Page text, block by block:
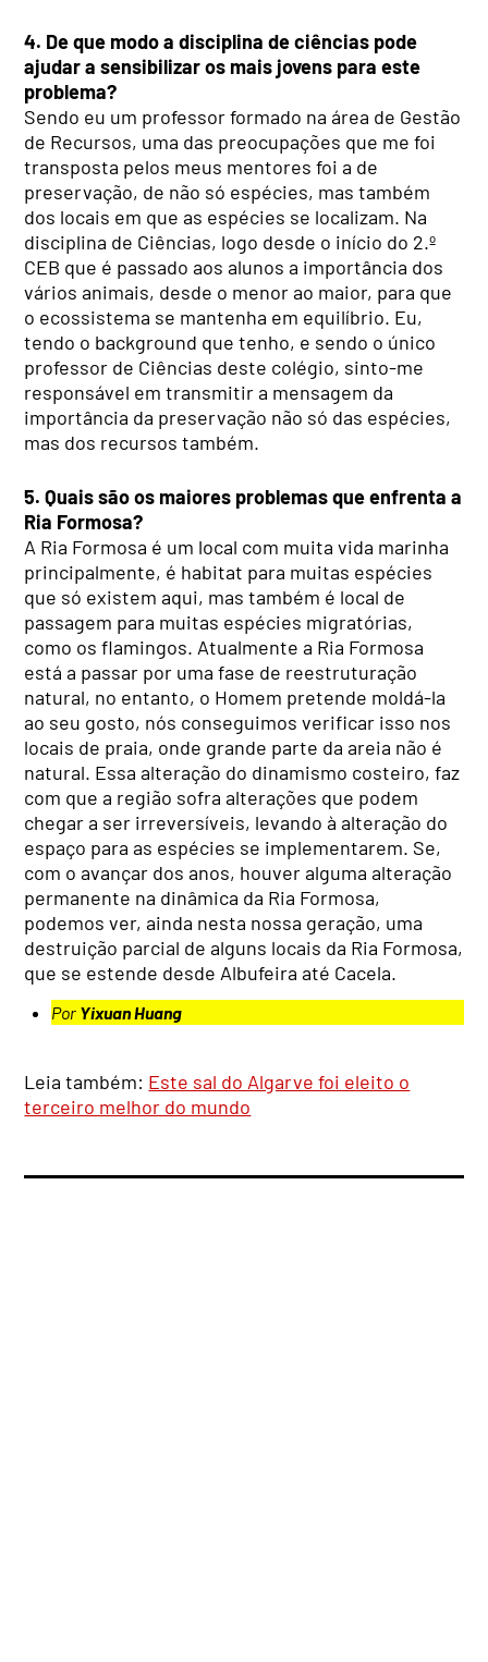
4. De que modo a disciplina de ciências pode
ajudar a sensibilizar os mais jovens para este
problema?
Sendo eu um professor formado na área de Gestão
de Recursos, uma das preocupações que me foi
transposta pelos meus mentores foi a de
preservação, de não só espécies, mas também
dos locais em que as espécies se localizam. Na
disciplina de Ciências, logo desde o início do 2.º
CEB que é passado aos alunos a importância dos
vários animais, desde o menor ao maior, para que
o ecossistema se mantenha em equilíbrio. Eu,
tendo o background que tenho, e sendo o único
professor de Ciências deste colégio, sinto-me
responsável em transmitir a mensagem da
importância da preservação não só das espécies,
mas dos recursos também.
5. Quais são os maiores problemas que enfrenta a
Ria Formosa?
A Ria Formosa é um local com muita vida marinha
principalmente, é habitat para muitas espécies
que só existem aqui, mas também é local de
passagem para muitas espécies migratórias,
como os flamingos. Atualmente a Ria Formosa
está a passar por uma fase de reestruturação
natural, no entanto, o Homem pretende moldá-la
ao seu gosto, nós conseguimos verificar isso nos
locais de praia, onde grande parte da areia não é
natural. Essa alteração do dinamismo costeiro, faz
com que a região sofra alterações que podem
chegar a ser irreversíveis, levando à alteração do
espaço para as espécies se implementarem. Se,
com o avançar dos anos, houver alguma alteração
permanente na dinâmica da Ria Formosa,
podemos ver, ainda nesta nossa geração, uma
destruição parcial de alguns locais da Ria Formosa,
que se estende desde Albufeira até Cacela.
Por Yixuan Huang
Leia também: Este sal do Algarve foi eleito o
terceiro melhor do mundo